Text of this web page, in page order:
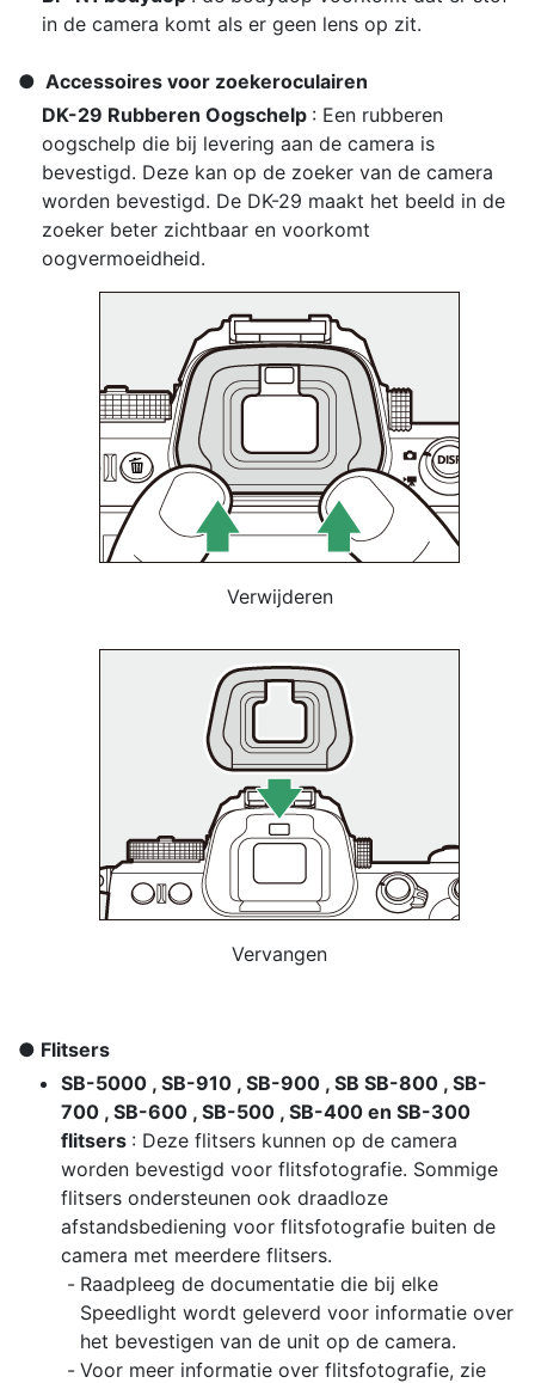
in de camera komt als er geen lens op zit.
Accessoires voor zoekeroculairen
DK-29 Rubberen Oogschelp : Een rubberen
oogschelp die bij levering aan de camera is
bevestigd. Deze kan op de zoeker van de camera
worden bevestigd. De DK-29 maakt het beeld in de
zoeker beter zichtbaar en voorkomt
oogvermoeidheid.
Verwijderen
Vervangen
Flitsers
SB-5000 , SB-910 , SB-900 , SB SB-800 , SB-
700 , SB-600 , SB-500 , SB-400 en SB-300
flitsers : Deze flitsers kunnen op de camera
worden bevestigd voor flitsfotografie. Sommige
flitsers ondersteunen ook draadloze
afstandsbediening voor flitsfotografie buiten de
camera met meerdere flitsers.
Raadpleeg de documentatie die bij elke
Speedlight wordt geleverd voor informatie over
het bevestigen van de unit op de camera.
Voor meer informatie over flitsfotografie, zie